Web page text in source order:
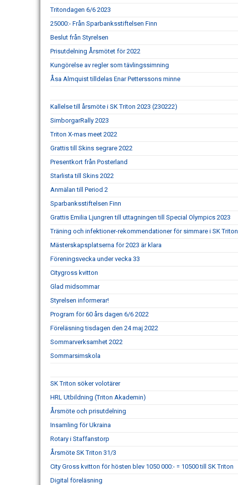
Tritondagen 6/6 2023
25000:- Från Sparbanksstiftelsen Finn
Beslut från Styrelsen
Prisutdelning Årsmötet för 2022
Kungörelse av regler som tävlingssimning
Åsa Almquist tilldelas Enar Petterssons minne
Kallelse till årsmöte i SK Triton 2023 (230222)
SimborgarRally 2023
Triton X-mas meet 2022
Grattis till Skins segrare 2022
Presentkort från Posterland
Starlista till Skins 2022
Anmälan till Period 2
Sparbanksstiftelsen Finn
Grattis Emilia Ljungren till uttagningen till Special Olympics 2023
Träning och infektioner-rekommendationer för simmare i SK Triton
Mästerskapsplatserna för 2023 är klara
Föreningsvecka under vecka 33
Citygross kvitton
Glad midsommar
Styrelsen informerar!
Program för 60 års dagen 6/6 2022
Föreläsning tisdagen den 24 maj 2022
Sommarverksamhet 2022
Sommarsimskola
SK Triton söker volotärer
HRL Utbildning (Triton Akademin)
Årsmöte och prisutdelning
Insamling för Ukraina
Rotary i Staffanstorp
Årsmöte SK Triton 31/3
City Gross kvitton för hösten blev 1050 000:- = 10500 till SK Triton
Digital föreläsning